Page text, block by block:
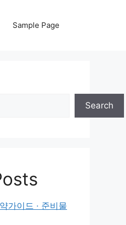
Sample Page
Search
가이드 · 준비물